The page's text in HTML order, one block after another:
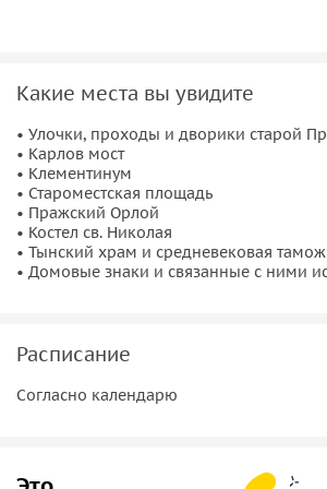
Какие места вы увидите
• Улочки, проходы и дворики старой
• Карлов мост
• Клементинум
• Староместская площадь
• Пражcкий Орлoй
• Костел св. Николая
• Тынский храм и средневековая
• Домовые знаки и связанные с ними
Расписание
Согласно календарю